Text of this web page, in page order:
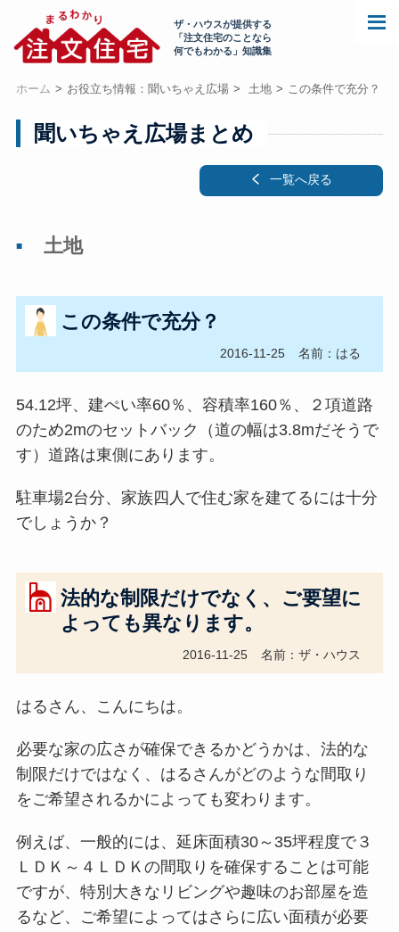
ザ・ハウスが提供する
「注文住宅のことなら
何でもわかる」知識集
ホーム お役立ち情報：聞いちゃえ広場 土地 この条件で充分？
聞いちゃえ広場まとめ
一覧へ戻る
土地
この条件で充分？
2016-11-25 名前：はる
54.12坪、建ぺい率60％、容積率160％、２項道路
のため2mのセットバック（道の幅は3.8mだそうで
す）道路は東側にあります。
駐車場2台分、家族四人で住む家を建てるには十分
でしょうか？
法的な制限だけでなく、ご要望に
よっても異なります。
2016-11-25 名前：ザ・ハウス
はるさん、こんにちは。
必要な家の広さが確保できるかどうかは、法的な
制限だけではなく、はるさんがどのような間取り
をご希望されるかによっても変わります。
例えば、一般的には、延床面積30～35坪程度で３
ＬＤＫ～４ＬＤＫの間取りを確保することは可能
ですが、特別大きなリビングや趣味のお部屋を造
るなど、ご希望によってはさらに広い面積が必要